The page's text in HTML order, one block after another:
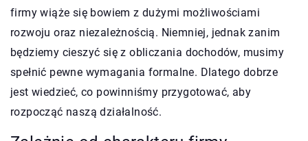
firmy wiąże się bowiem z dużymi możliwościami
rozwoju oraz niezależnością. Niemniej, jednak zanim
będziemy cieszyć się z obliczania dochodów, musimy
spełnić pewne wymagania formalne. Dlatego dobrze
jest wiedzieć, co powinniśmy przygotować, aby
rozpocząć naszą działalność.